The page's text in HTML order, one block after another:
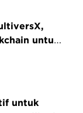
untuk
untuk